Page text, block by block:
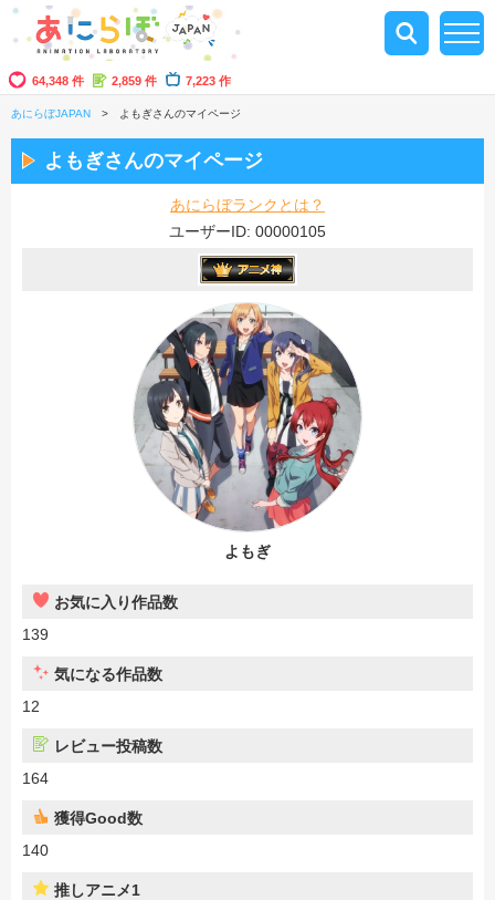
64,348 件 2,859 件 7,223 作
あにらぼJAPAN よもぎさんのマイページ
よもぎさんのマイページ
あにらぼランクとは？
ユーザーID: 00000105
よもぎ
お気に入り作品数
139
気になる作品数
12
レビュー投稿数
164
獲得Good数
140
推しアニメ1